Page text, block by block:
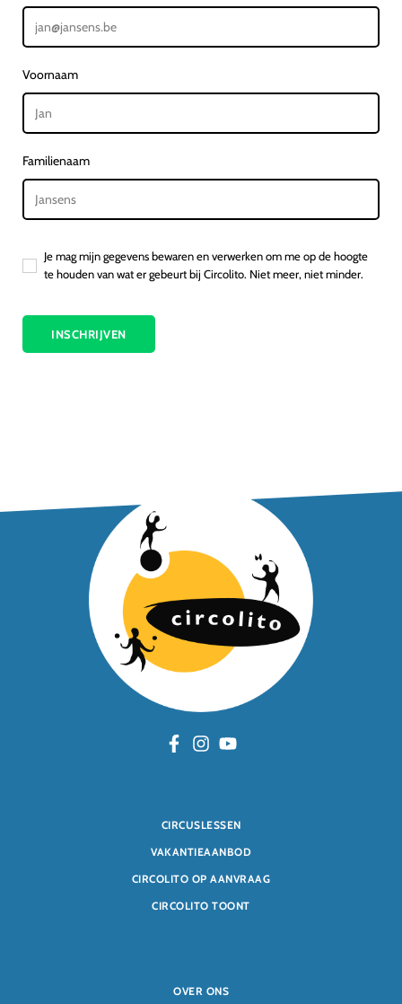
Voornaam
Familienaam
Je mag mijn gegevens bewaren en verwerken om me op de hoogte
te houden van wat er gebeurt bij Circolito. Niet meer, niet minder.
INSCHRIJVEN
CIRCUSLESSEN
VAKANTIEAANBOD
CIRCOLITO OP AANVRAAG
CIRCOLITO TOONT
OVER ONS